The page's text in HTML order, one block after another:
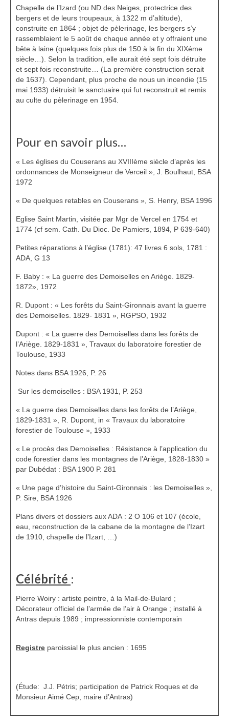
Chapelle de l’Izard (ou ND des Neiges, protectrice des
bergers et de leurs troupeaux, à 1322 m d’altitude),
construite en 1864 ; objet de pèlerinage, les bergers s’y
rassemblaient le 5 août de chaque année et y offraient une
bête à laine (quelques fois plus de 150 à la fin du XIXéme
siècle…). Selon la tradition, elle aurait été sept fois détruite
et sept fois reconstruite… (La première construction serait
de 1637). Cependant, plus proche de nous un incendie (15
mai 1933) détruisit le sanctuaire qui fut reconstruit et remis
au culte du pèlerinage en 1954.
Pour en savoir plus…
« Les églises du Couserans au XVIIIème siècle d’après les
ordonnances de Monseigneur de Verceil », J. Boulhaut, BSA
1972
« De quelques retables en Couserans », S. Henry, BSA 1996
Eglise Saint Martin, visitée par Mgr de Vercel en 1754 et
1774 (cf sem. Cath. Du Dioc. De Pamiers, 1894, P 639-640)
Petites réparations à l’église (1781): 47 livres 6 sols, 1781 :
ADA, G 13
F. Baby : « La guerre des Demoiselles en Ariège. 1829-
1872», 1972
R. Dupont : « Les forêts du Saint-Gironnais avant la guerre
des Demoiselles. 1829- 1831 », RGPSO, 1932
Dupont : « La guerre des Demoiselles dans les forêts de
l’Ariège. 1829-1831 », Travaux du laboratoire forestier de
Toulouse, 1933
Notes dans BSA 1926, P. 26
Sur les demoiselles : BSA 1931, P. 253
« La guerre des Demoiselles dans les forêts de l’Ariège,
1829-1831 », R. Dupont, in « Travaux du laboratoire
forestier de Toulouse », 1933
« Le procès des Demoiselles : Résistance à l’application du
code forestier dans les montagnes de l’Ariège, 1828-1830 »
par Dubédat : BSA 1900 P. 281
« Une page d’histoire du Saint-Gironnais : les Demoiselles »,
P. Sire, BSA 1926
Plans divers et dossiers aux ADA : 2 O 106 et 107 (école,
eau, reconstruction de la cabane de la montagne de l’Izart
de 1910, chapelle de l’Izart, …)
Célébrité :
Pierre Woiry : artiste peintre, à la Mail-de-Bulard ;
Décorateur officiel de l’armée de l’air à Orange ; installé à
Antras depuis 1989 ; impressionniste contemporain
Registre paroissial le plus ancien : 1695
(Étude: J.J. Pétris; participation de Patrick Roques et de
Monsieur Aimé Cep, maire d’Antras)